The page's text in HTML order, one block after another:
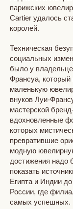
парижских
Cartier удалось
королей.
Техническая
социальных
было у
Франсуа, который
маленькую
внуков Луи-
мастерской
вдохновленные
которых
превратившие
модную
достижения надо
показать
Египта и Индии
России, где
самых успешных.